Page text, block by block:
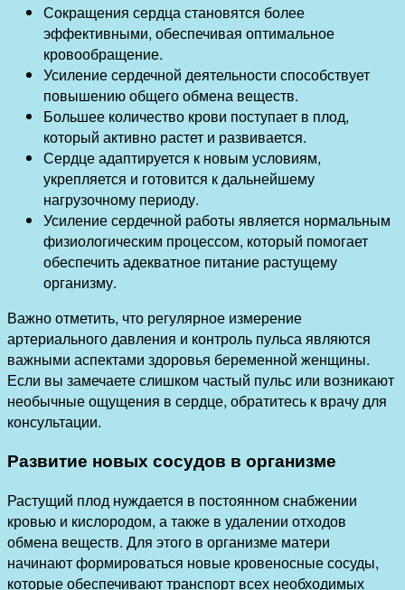
Сокращения сердца становятся более
эффективными, обеспечивая оптимальное
кровообращение.
Усиление сердечной деятельности способствует
повышению общего обмена веществ.
Большее количество крови поступает в плод,
который активно растет и развивается.
Сердце адаптируется к новым условиям,
укрепляется и готовится к дальнейшему
нагрузочному периоду.
Усиление сердечной работы является нормальным
физиологическим процессом, который помогает
обеспечить адекватное питание растущему
организму.
Важно отметить, что регулярное измерение
артериального давления и контроль пульса являются
важными аспектами здоровья беременной женщины.
Если вы замечаете слишком частый пульс или возникают
необычные ощущения в сердце, обратитесь к врачу для
консультации.
Развитие новых сосудов в организме
Растущий плод нуждается в постоянном снабжении
кровью и кислородом, а также в удалении отходов
обмена веществ. Для этого в организме матери
начинают формироваться новые кровеносные сосуды,
которые обеспечивают транспорт всех необходимых